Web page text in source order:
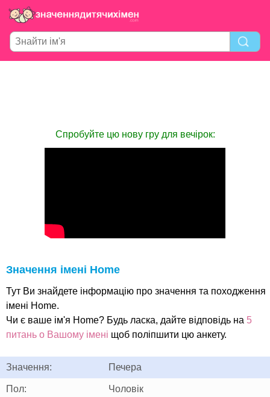
Спробуйте цю нову гру для вечірок:
Значення імені Home
Тут Ви знайдете інформацію про значення та походження
імені Home.
Чи є ваше ім'я Home? Будь ласка, дайте відповідь на 5
питань о Вашому імені щоб поліпшити цю анкету.
Значення: Печера
Пол: Чоловік